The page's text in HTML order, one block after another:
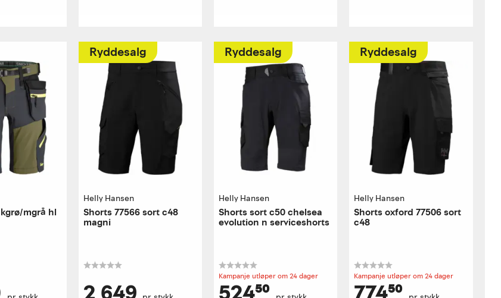
mgrå hl
Ryddesalg
Helly Hansen
Shorts 77566 sort c48
magni
Ryddesalg
Helly Hansen
Shorts sort c50 chelsea
evolution n serviceshorts
Kampanje utløper om 24 dager
Ryddesalg
Helly Hansen
Shorts oxford 77506 sort
c48
Kampanje utløper om 24 dager